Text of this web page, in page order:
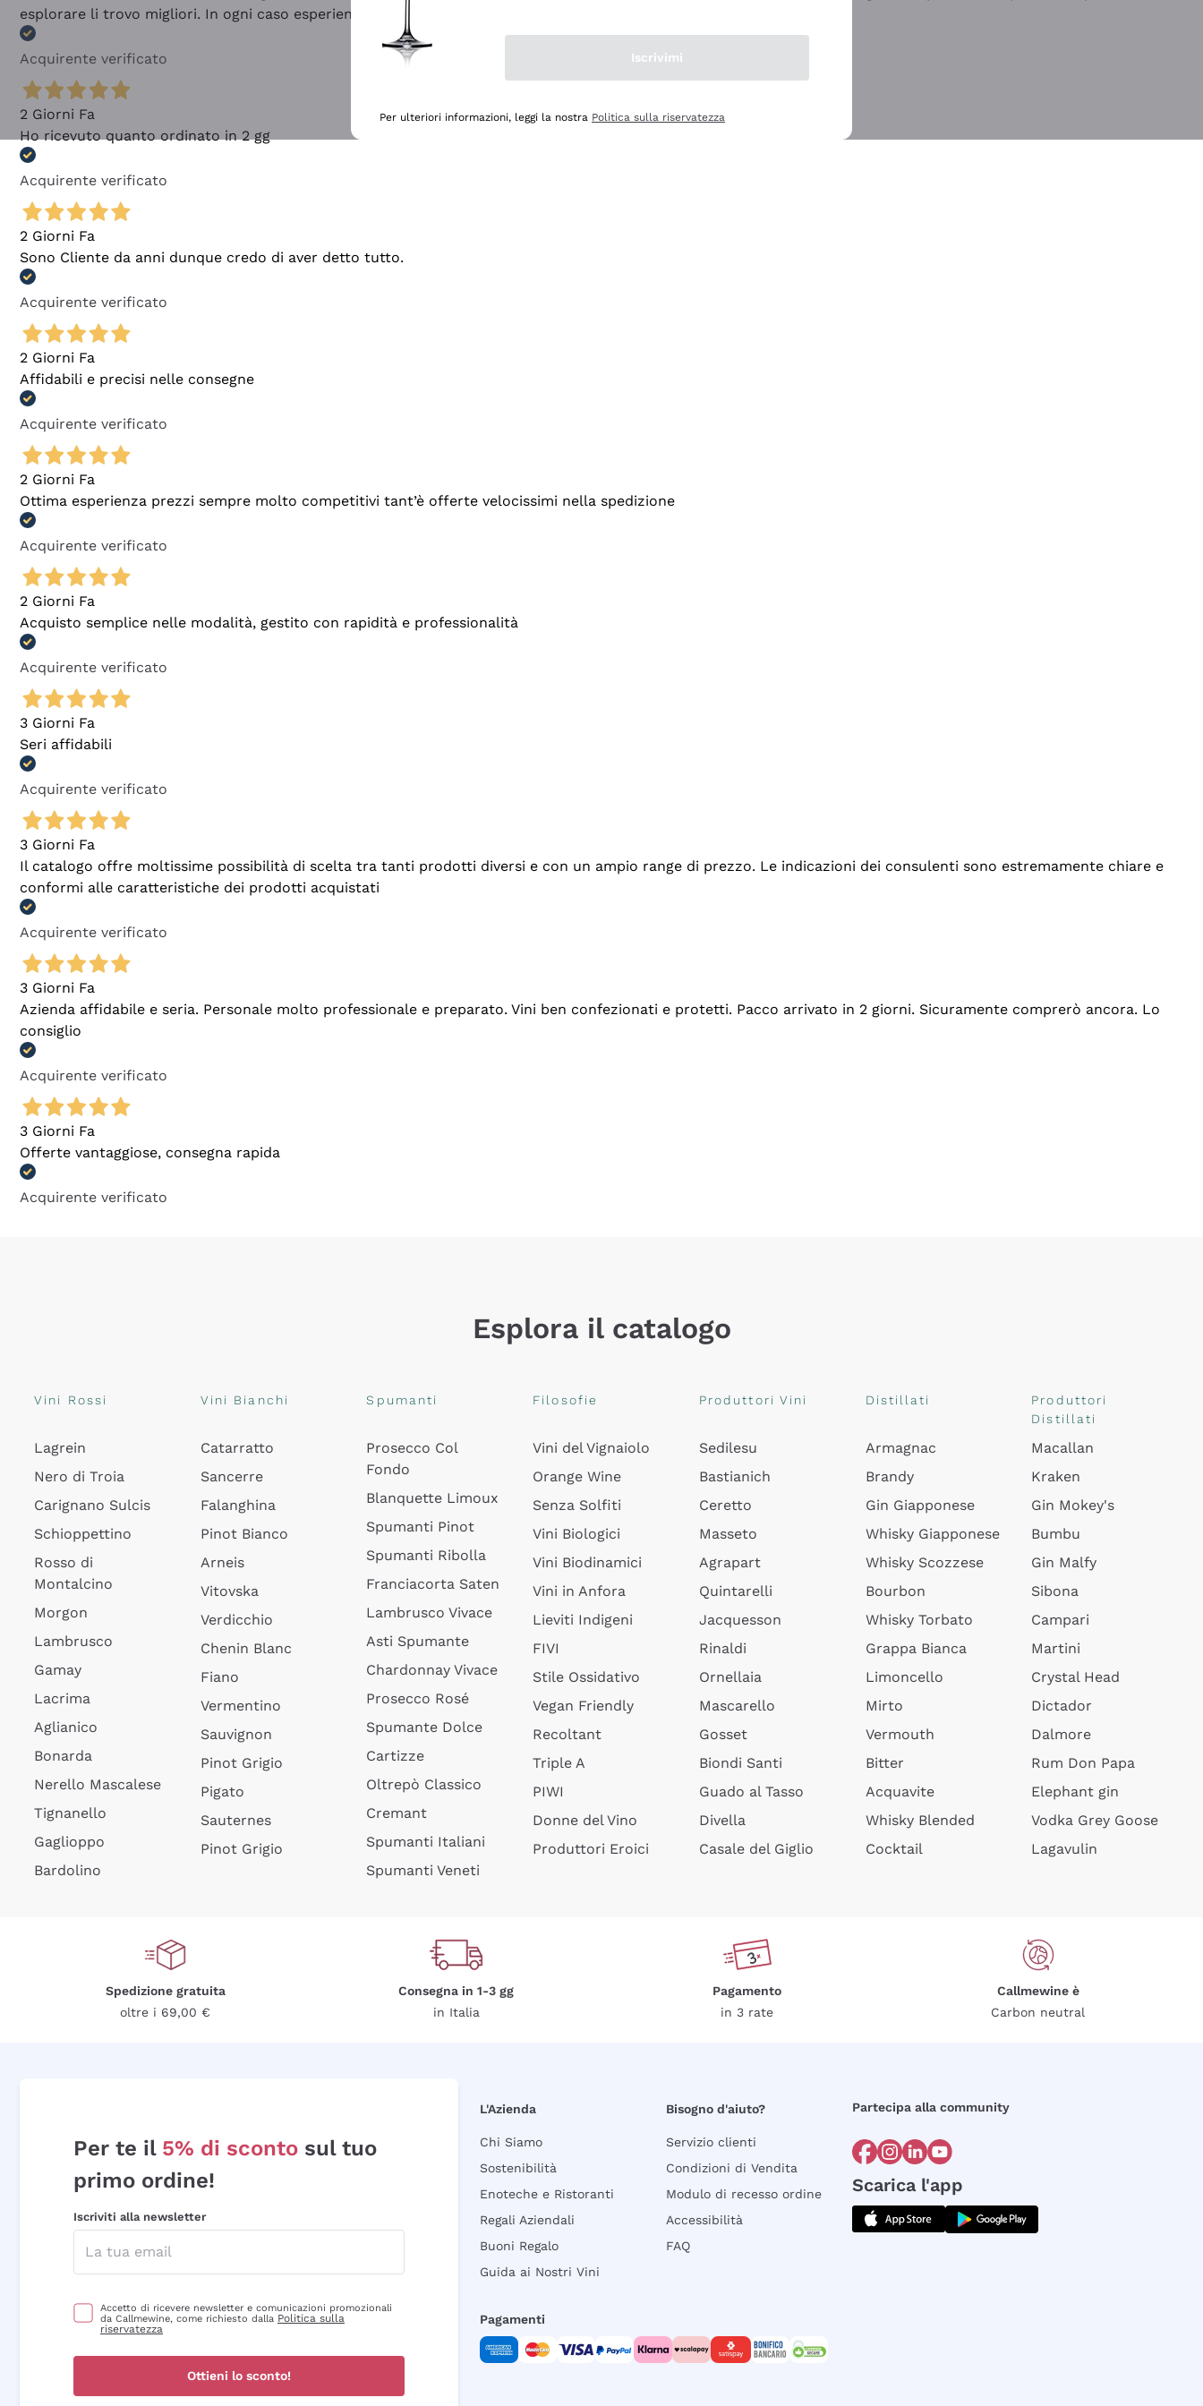
esplorare li trovo migliori. In ogni caso esperienza buona e lo consiglio! 👍
Acquirente verificato
2 Giorni Fa
Ho ricevuto quanto ordinato in 2 gg
Acquirente verificato
2 Giorni Fa
Sono Cliente da anni dunque credo di aver detto tutto.
Acquirente verificato
2 Giorni Fa
Affidabili e precisi nelle consegne
Acquirente verificato
2 Giorni Fa
Ottima esperienza prezzi sempre molto competitivi tant’è offerte velocissimi nella spedizione
Acquirente verificato
2 Giorni Fa
Acquisto semplice nelle modalità, gestito con rapidità e professionalità
Acquirente verificato
3 Giorni Fa
Seri affidabili
Acquirente verificato
3 Giorni Fa
Il catalogo offre moltissime possibilità di scelta tra tanti prodotti diversi e con un ampio range di prezzo. Le indicazioni dei consulenti sono estremamente chiare e
conformi alle caratteristiche dei prodotti acquistati
Acquirente verificato
3 Giorni Fa
Azienda affidabile e seria. Personale molto professionale e preparato. Vini ben confezionati e protetti. Pacco arrivato in 2 giorni. Sicuramente comprerò ancora. Lo
consiglio
Acquirente verificato
3 Giorni Fa
Offerte vantaggiose, consegna rapida
Acquirente verificato
Esplora il catalogo
Vini Rossi
Lagrein
Nero di Troia
Carignano Sulcis
Schioppettino
Rosso di
Montalcino
Morgon
Lambrusco
Gamay
Lacrima
Aglianico
Bonarda
Nerello Mascalese
Tignanello
Gaglioppo
Bardolino
Vini Bianchi
Catarratto
Sancerre
Falanghina
Pinot Bianco
Arneis
Vitovska
Verdicchio
Chenin Blanc
Fiano
Vermentino
Sauvignon
Pinot Grigio
Pigato
Sauternes
Pinot Grigio
Spumanti
Prosecco Col
Fondo
Blanquette Limoux
Spumanti Pinot
Spumanti Ribolla
Franciacorta Saten
Lambrusco Vivace
Asti Spumante
Chardonnay Vivace
Prosecco Rosé
Spumante Dolce
Cartizze
Oltrepò Classico
Cremant
Spumanti Italiani
Spumanti Veneti
Filosofie
Vini del Vignaiolo
Orange Wine
Senza Solfiti
Vini Biologici
Vini Biodinamici
Vini in Anfora
Lieviti Indigeni
FIVI
Stile Ossidativo
Vegan Friendly
Recoltant
Triple A
PIWI
Donne del Vino
Produttori Eroici
Produttori Vini
Sedilesu
Bastianich
Ceretto
Masseto
Agrapart
Quintarelli
Jacquesson
Rinaldi
Ornellaia
Mascarello
Gosset
Biondi Santi
Guado al Tasso
Divella
Casale del Giglio
Distillati
Armagnac
Brandy
Gin Giapponese
Whisky Giapponese
Whisky Scozzese
Bourbon
Whisky Torbato
Grappa Bianca
Limoncello
Mirto
Vermouth
Bitter
Acquavite
Whisky Blended
Cocktail
Produttori
Distillati
Macallan
Kraken
Gin Mokey's
Bumbu
Gin Malfy
Sibona
Campari
Martini
Crystal Head
Dictador
Dalmore
Rum Don Papa
Elephant gin
Vodka Grey Goose
Lagavulin
Spedizione gratuita
oltre i 69,00 €
Consegna in 1-3 gg
in Italia
Pagamento
in 3 rate
Callmewine è
Carbon neutral
Per te il 5% di sconto sul tuo
primo ordine!
Iscriviti alla newsletter
Accetto di ricevere newsletter e comunicazioni promozionali
da Callmewine, come richiesto dalla Politica sulla
riservatezza
Ottieni lo sconto!
L'Azienda
Chi Siamo
Sostenibilità
Enoteche e Ristoranti
Regali Aziendali
Buoni Regalo
Guida ai Nostri Vini
Bisogno d'aiuto?
Servizio clienti
Condizioni di Vendita
Modulo di recesso ordine
Accessibilità
FAQ
Partecipa alla community
Scarica l'app
Pagamenti
Iscrivimi
Per ulteriori informazioni, leggi la nostra Politica sulla riservatezza